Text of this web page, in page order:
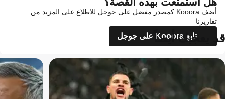
أضف Kooora كمصدر مفضل على جوجل للاطلاع على المزيد من
تقاريرنا
تابع Kooora على جوجل
قد يعجبك أيضاً